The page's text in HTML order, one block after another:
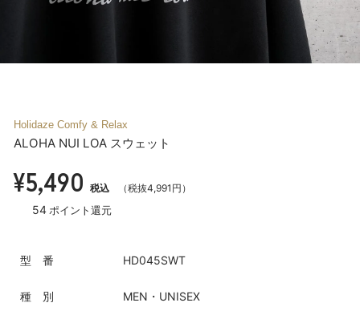
Holidaze Comfy & Relax
ALOHA NUI LOA スウェット
¥5,490 税込 （税抜4,991円）
54 ポイント還元
型 番 HD045SWT
種 別 MEN・UNISEX